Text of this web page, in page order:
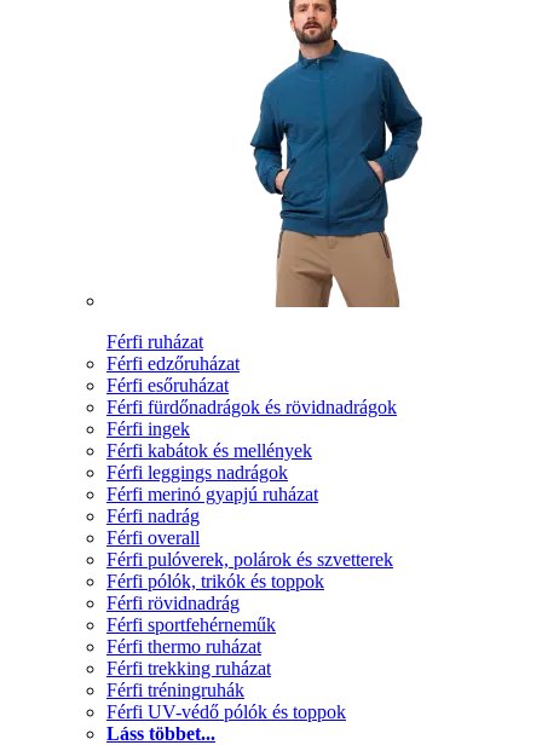
Férfi ruházat
Férfi edzőruházat
Férfi esőruházat
Férfi fürdőnadrágok és rövidnadrágok
Férfi ingek
Férfi kabátok és mellények
Férfi leggings nadrágok
Férfi merinó gyapjú ruházat
Férfi nadrág
Férfi overall
Férfi pulóverek, polárok és szvetterek
Férfi pólók, trikók és toppok
Férfi rövidnadrág
Férfi sportfehérneműk
Férfi thermo ruházat
Férfi trekking ruházat
Férfi tréningruhák
Férfi UV-védő pólók és toppok
Láss többet...